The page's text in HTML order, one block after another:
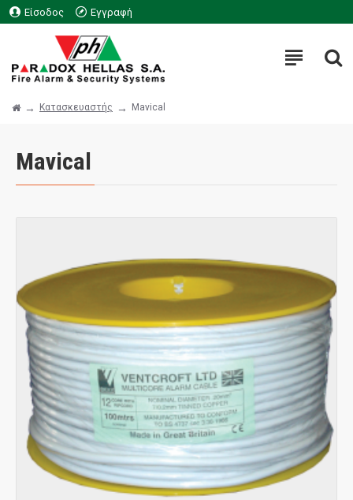
Είσοδος Εγγραφή
Κατασκευαστής Mavical
Mavical